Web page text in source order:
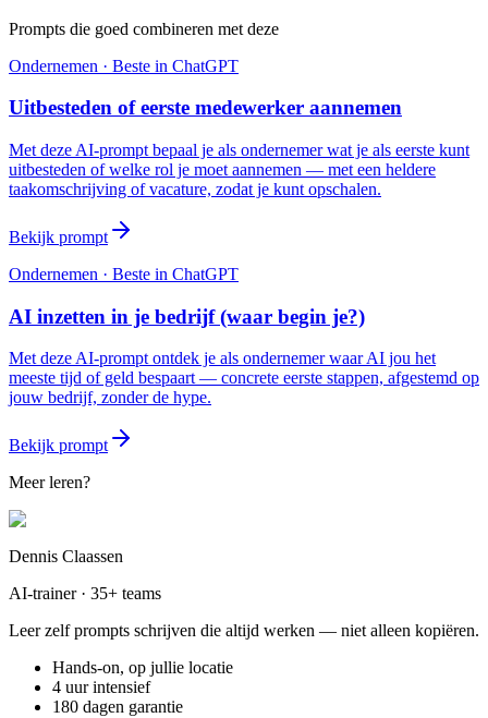
Prompts die goed combineren met deze
Ondernemen · Beste in ChatGPT
Uitbesteden of eerste medewerker aannemen
Met deze AI-prompt bepaal je als ondernemer wat je als eerste kunt
uitbesteden of welke rol je moet aannemen — met een heldere
taakomschrijving of vacature, zodat je kunt opschalen.
Bekijk prompt
Ondernemen · Beste in ChatGPT
AI inzetten in je bedrijf (waar begin je?)
Met deze AI-prompt ontdek je als ondernemer waar AI jou het
meeste tijd of geld bespaart — concrete eerste stappen, afgestemd op
jouw bedrijf, zonder de hype.
Bekijk prompt
Meer leren?
Dennis Claassen
AI-trainer · 35+ teams
Leer zelf prompts schrijven die altijd werken — niet alleen kopiëren.
Hands-on, op jullie locatie
4 uur intensief
180 dagen garantie